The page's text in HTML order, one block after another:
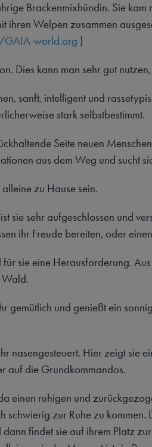
Brackenmixhündin. Sie kam
ihren Welpen zusammen
world.org )
Dies kann man sehr gut
sanft, intelligent und
stark selbstbestimmt.
Seite neuen
aus dem Weg und sucht
zu Hause sein.
sie sehr aufgeschlossen und
ihr Freude bereiten, oder
für sie eine Herausforderung.
Wald.
gemütlich und genießt ein
nasengesteuert. Hier zeigt sie
auf die Grundkommandos.
einen ruhigen und
schwierig zur Ruhe zu kommen.
findet sie auf ihrem Platz